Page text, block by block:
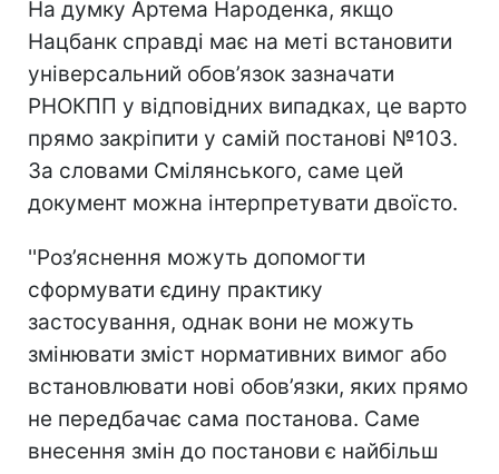
На думку Артема Народенка, якщо
Нацбанк справді має на меті встановити
універсальний обов’язок зазначати
РНОКПП у відповідних випадках, це варто
прямо закріпити у самій постанові №103.
За словами Смілянського, саме цей
документ можна інтерпретувати двоїсто.
''Роз’яснення можуть допомогти
сформувати єдину практику
застосування, однак вони не можуть
змінювати зміст нормативних вимог або
встановлювати нові обов’язки, яких прямо
не передбачає сама постанова. Саме
внесення змін до постанови є найбільш